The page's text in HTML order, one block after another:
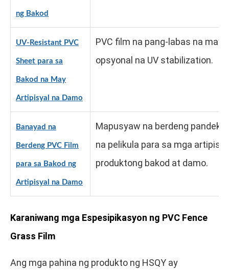
ng Bakod
UV-Resistant PVC
Sheet para sa
Bakod na May
Artipisyal na Damo
PVC film na pang-labas na may
opsyonal na UV stabilization.
Banayad na
Berdeng PVC Film
para sa Bakod ng
Artipisyal na Damo
Mapusyaw na berdeng
na pelikula para sa mga
produktong bakod at damo.
Karaniwang mga Espesipikasyon ng PVC Fence
Grass Film
Ang mga pahina ng produkto ng HSQY ay